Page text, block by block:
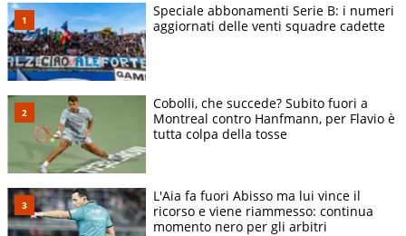
Speciale abbonamenti Serie B: i numeri
aggiornati delle venti squadre cadette
Cobolli, che succede? Subito fuori a
Montreal contro Hanfmann, per Flavio è
tutta colpa della tosse
L'Aia fa fuori Abisso ma lui vince il
ricorso e viene riammesso: continua
momento nero per gli arbitri